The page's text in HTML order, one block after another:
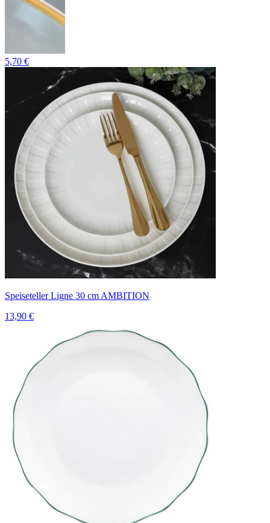
5,70 €
Speiseteller Ligne 30 cm AMBITION
13,90 €